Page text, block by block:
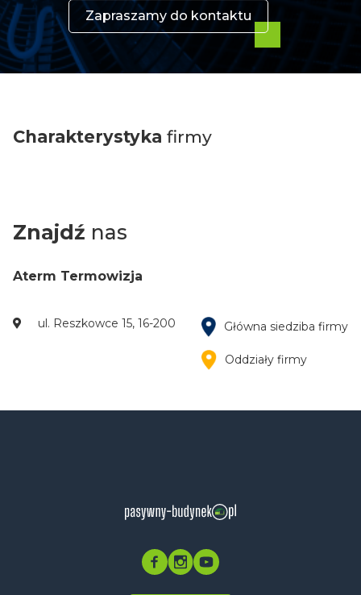
Zapraszamy do kontaktu
Charakterystyka firmy
Znajdź nas
Aterm Termowizja
ul. Reszkowce 15, 16-200 Główna siedziba firmy
Oddziały firmy